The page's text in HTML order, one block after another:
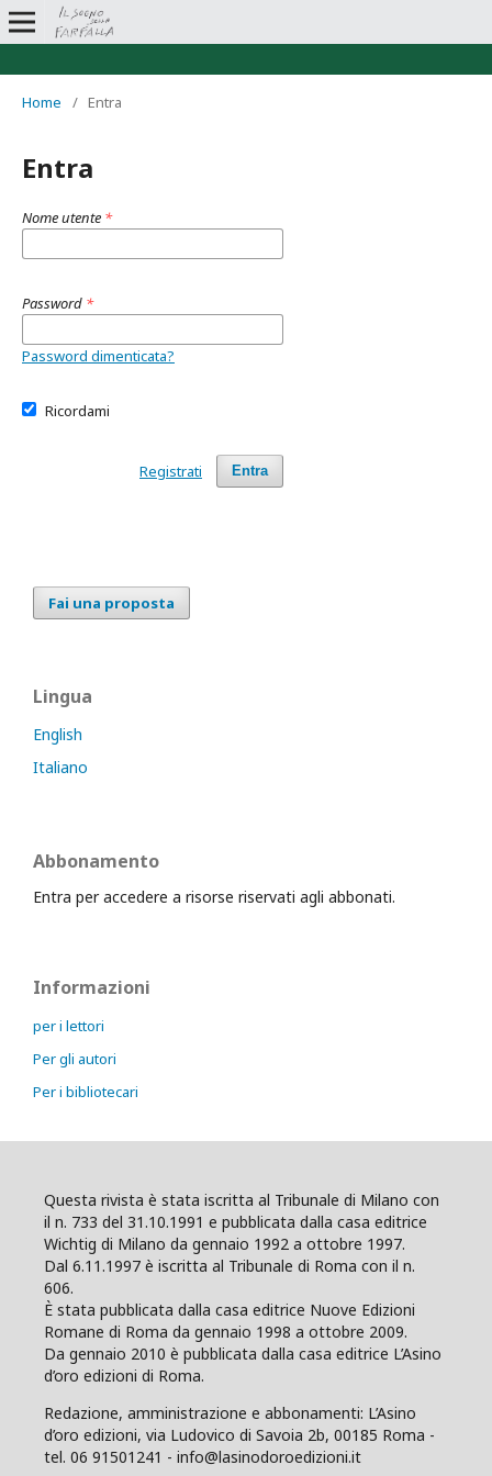
Home / Entra
Entra
Nome utente *
Password *
Password dimenticata?
Ricordami
Entra
Registrati
Fai una proposta
Lingua
English
Italiano
Abbonamento
Entra per accedere a risorse riservati agli abbonati.
Informazioni
per i lettori
Per gli autori
Per i bibliotecari
Questa rivista è stata iscritta al Tribunale di Milano con
il n. 733 del 31.10.1991 e pubblicata dalla casa editrice
Wichtig di Milano da gennaio 1992 a ottobre 1997.
Dal 6.11.1997 è iscritta al Tribunale di Roma con il n.
606.
È stata pubblicata dalla casa editrice Nuove Edizioni
Romane di Roma da gennaio 1998 a ottobre 2009.
Da gennaio 2010 è pubblicata dalla casa editrice L’Asino
d’oro edizioni di Roma.
Redazione, amministrazione e abbonamenti: L’Asino
d’oro edizioni, via Ludovico di Savoia 2b, 00185 Roma -
tel. 06 91501241 - info@lasinodoroedizioni.it